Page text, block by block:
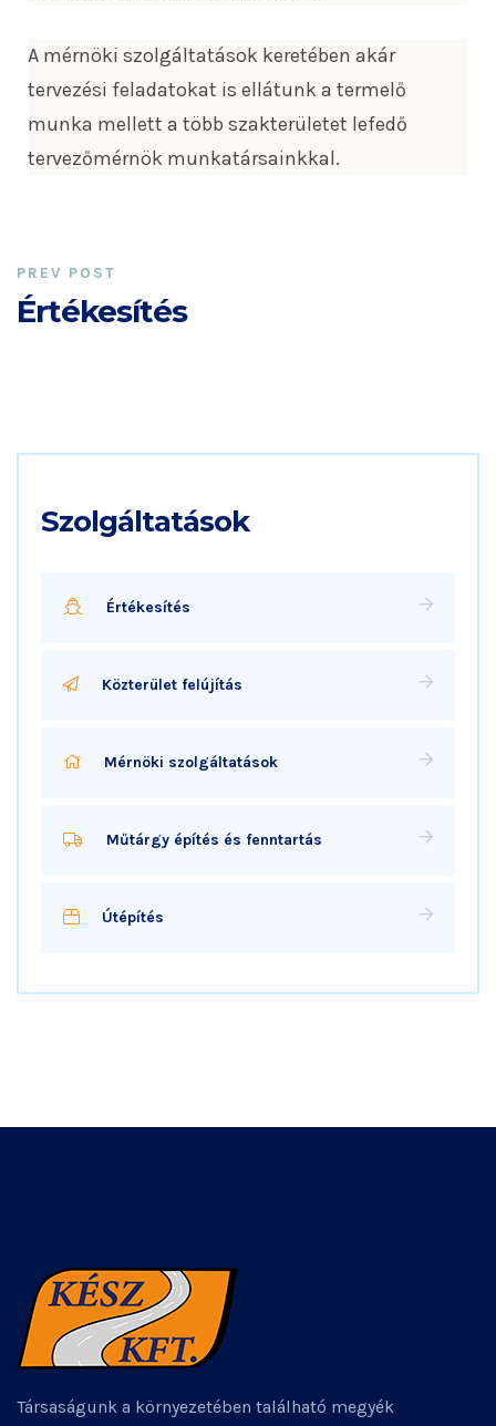
A mérnöki szolgáltatások keretében akár
tervezési feladatokat is ellátunk a termelő
munka mellett a több szakterületet lefedő
tervezőmérnök munkatársainkkal.
PREV POST
Értékesítés
Szolgáltatások
Értékesítés
Közterület felújítás
Mérnöki szolgáltatások
Műtárgy építés és fenntartás
Útépítés
Társaságunk a környezetében található megyék